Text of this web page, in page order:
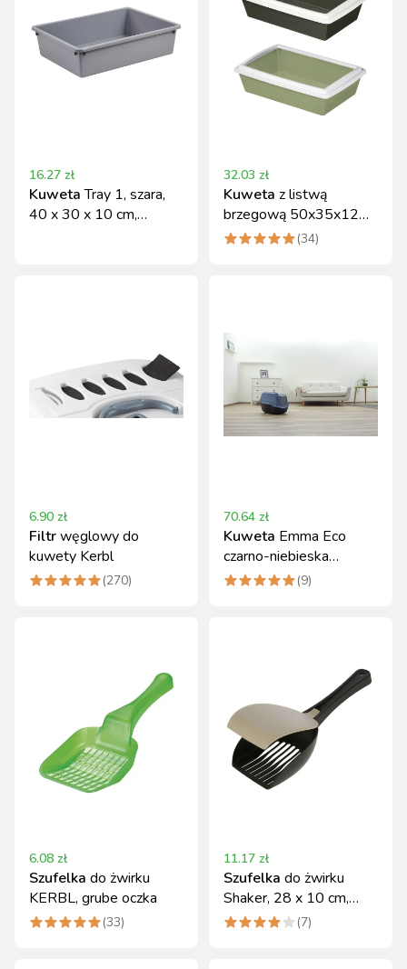
16.27 zł
Kuweta Tray 1, szara,
40 x 30 x 10 cm,
32.03 zł
Kuweta z listwą
brzegową 50x35x12
cm Kerbl
(34)
6.90 zł
Filtrwęglowy do
kuwety Kerbl
(270)
70.64 zł
Kuweta Emma Eco
czarno-niebieska
57x39x41 cm Kerbl
(9)
6.08 zł
Szufelka do żwirku
KERBL, grube oczka
(33)
11.17 zł
Szufelka do żwirku
Shaker, 28 x 10 cm,
beżowa, Kerbl
(7)